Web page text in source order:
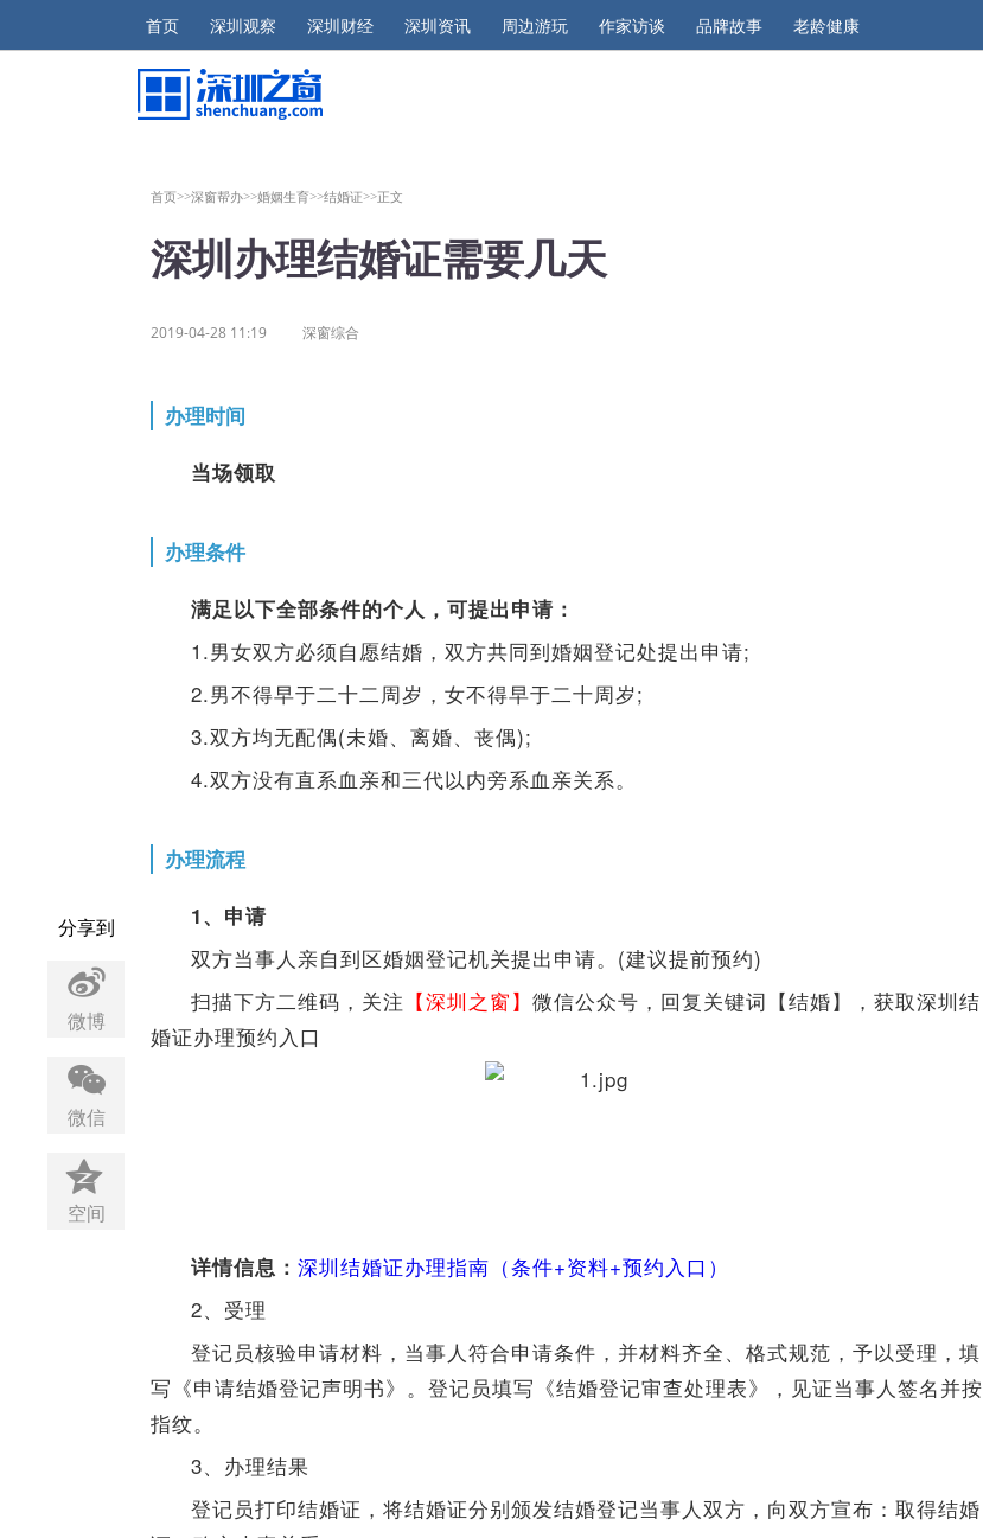
首页 深圳观察 深圳财经 深圳资讯 周边游玩 作家访谈 品牌故事 老龄健康
首页>>深窗帮办>>婚姻生育>>结婚证>>正文
深圳办理结婚证需要几天
2019-04-28 11:19 深窗综合
办理时间
当场领取
办理条件
满足以下全部条件的个人，可提出申请：
1.男女双方必须自愿结婚，双方共同到婚姻登记处提出申请;
2.男不得早于二十二周岁，女不得早于二十周岁;
3.双方均无配偶(未婚、离婚、丧偶);
4.双方没有直系血亲和三代以内旁系血亲关系。
办理流程
1、申请
双方当事人亲自到区婚姻登记机关提出申请。(建议提前预约)
扫描下方二维码，关注 【深圳之窗】 微信公众号，回复关键词【结婚】，获取深圳结
婚证办理预约入口
详情信息： 深圳结婚证办理指南（条件+资料+预约入口）
2、受理
登记员核验申请材料，当事人符合申请条件，并材料齐全、格式规范，予以受理，填
写《申请结婚登记声明书》。登记员填写《结婚登记审查处理表》，见证当事人签名并按
指纹。
3、办理结果
登记员打印结婚证，将结婚证分别颁发结婚登记当事人双方，向双方宣布：取得结婚
分享到
微博
微信
空间